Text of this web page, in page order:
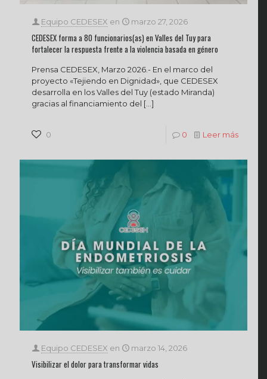
Equipo CEDESEX en marzo 27, 2026
CEDESEX forma a 80 funcionarios(as) en Valles del Tuy para
fortalecer la respuesta frente a la violencia basada en género
Prensa CEDESEX, Marzo 2026.- En el marco del
proyecto «Tejiendo en Dignidad», que CEDESEX
desarrolla en los Valles del Tuy (estado Miranda)
gracias al financiamiento del […]
0 0 Leer más
Equipo CEDESEX en marzo 14, 2026
Visibilizar el dolor para transformar vidas